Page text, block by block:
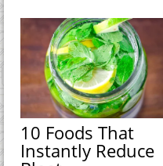
10 Foods That
Instantly Reduce